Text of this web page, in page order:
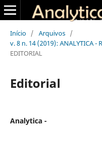
Início / Arquivos /
v. 8 n. 14 (2019): ANALYTICA -
EDITORIAL
Editorial
Analytica -